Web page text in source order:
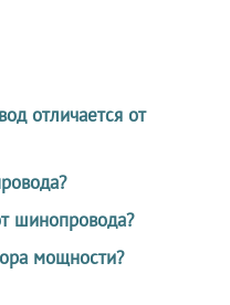
отличается от
шинопровода?
мощности?